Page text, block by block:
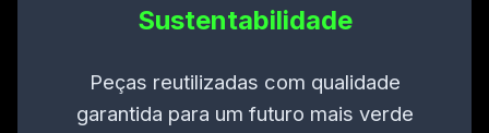
Sustentabilidade
Peças reutilizadas com qualidade
garantida para um futuro mais verde